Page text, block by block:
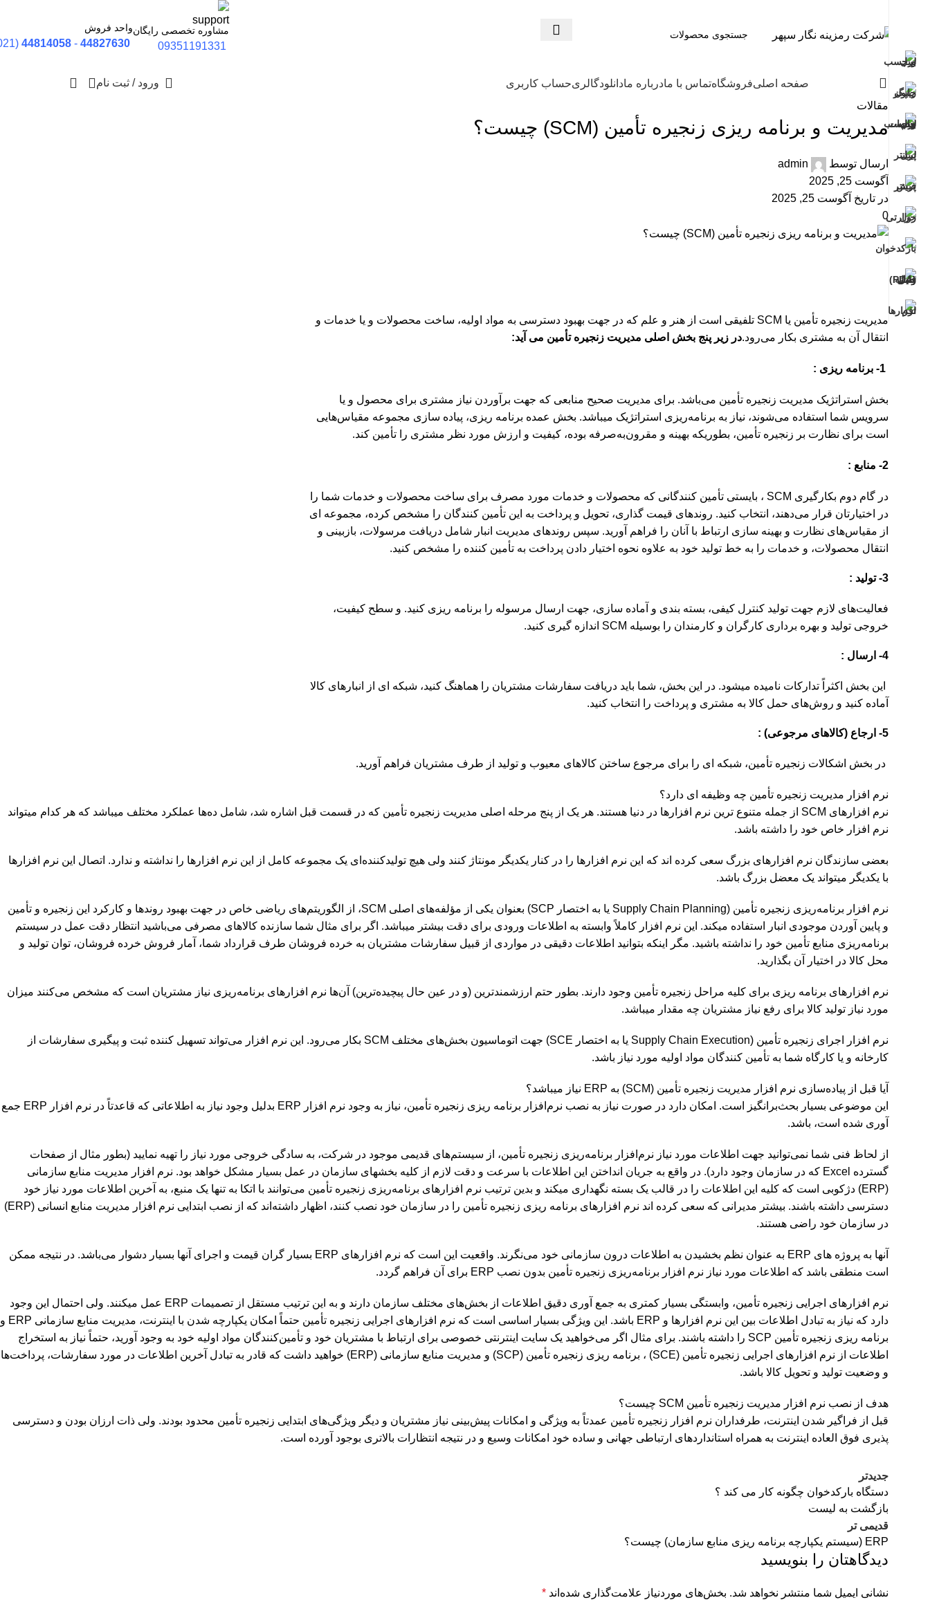
مشاوره تخصصی رایگانواحد فروش
44827630
-
44814058
(021)
صفحه اصلیفروشگاهتماس با مادرباره مادانلودگالریحساب کاربری ورود / ثبت نام
مقالات
مدیریت و برنامه ریزی زنجیره تأمین (SCM) چیست؟
ارسال توسط
admin
آگوست 25, 2025
در تاریخ آگوست 25, 2025
0
مدیریت زنجیره تأمین یا SCM تلفیقی است از هنر و علم که در جهت بهبود دسترسی به مواد اولیه، ساخت محصولات و یا خدمات و
انتقال آن به مشتری بکار می‌رود.در زیر پنج بخش اصلی مدیریت زنجیره تأمین می آید:
بخش استراتژیک مدیریت زنجیره تأمین می‌باشد. برای مدیریت صحیح منابعی که جهت برآوردن نیاز مشتری برای محصول و یا
سرویس شما استفاده می‌شوند، نیاز به برنامه‌ریزی استراتژیک میباشد. بخش عمده برنامه ریزی، پیاده سازی مجموعه مقیاس‌هایی
است برای نظارت بر زنجیره تأمین، بطوریکه بهینه و مقرون‌به‌صرفه بوده، کیفیت و ارزش مورد نظر مشتری را تأمین کند.
2- منابع :
در گام دوم بکارگیری SCM ، بایستی تأمین کنندگانی که محصولات و خدمات مورد مصرف برای ساخت محصولات و خدمات شما را
در اختیارتان قرار می‌دهند، انتخاب کنید. روندهای قیمت گذاری، تحویل و پرداخت به این تأمین کنندگان را مشخص کرده، مجموعه ای
از مقیاس‌‌های نظارت و بهینه سازی ارتباط با آنان را فراهم آورید. سپس روندهای مدیریت انبار شامل دریافت مرسولات، بازبینی و
انتقال محصولات، و خدمات را به خط تولید خود به علاوه نحوه اختیار دادن پرداخت به تأمین کننده را مشخص کنید.
3- تولید :
فعالیت‌های لازم جهت تولید کنترل کیفی، بسته بندی و آماده سازی، جهت ارسال مرسوله را برنامه ریزی کنید. و سطح کیفیت،
خروجی تولید و بهره برداری کارگران و کارمندان را بوسیله SCM اندازه گیری کنید.
4- ارسال :
این بخش اکثراً تدارکات نامیده میشود. در این بخش، شما باید دریافت سفارشات مشتریان را هماهنگ کنید، شبکه ای از انبارهای کالا
آماده کنید و روش‌های حمل کالا به مشتری و پرداخت را انتخاب کنید.
5- ارجاع (کالاهای مرجوعی) :
در بخش اشکالات زنجیره تأمین، شبکه ای را برای مرجوع ساختن کالاهای معیوب و تولید از طرف مشتریان فراهم آورید.
نرم افزار مدیریت زنجیره تأمین چه وظیفه ای دارد؟
نرم افزارهای SCM از جمله متنوع ترین نرم افزارها در دنیا هستند. هر یک از پنج مرحله اصلی مدیریت زنجیره تأمین که در قسمت قبل اشاره شد، شامل ده‌ها عملکرد مختلف میباشد که هر کدام میتواند
نرم افزار خاص خود را داشته باشد.
بعضی سازندگان نرم افزارهای بزرگ سعی کرده اند که این نرم افزارها را در کنار یکدیگر مونتاژ کنند ولی هیچ تولیدکننده‌ای یک مجموعه کامل از این نرم افزارها را نداشته و ندارد. اتصال این نرم افزارها
با یکدیگر میتواند یک معضل بزرگ باشد.
نرم افزار برنامه‌ریزی زنجیره تأمین (Supply Chain Planning
یا به اختصار SCP) بعنوان یکی از مؤلفه‌های اصلی SCM، از الگوریتم‌های ریاضی خاص در جهت بهبود روندها و کارکرد این زنجیره و تأمین
و پایین آوردن موجودی انبار استفاده میکند. این نرم افزار کاملاً وابسته به اطلاعات ورودی برای دقت بیشتر میباشد. اگر برای مثال شما سازنده کالاهای مصرفی می‌باشید انتظار دقت عمل در سیستم
برنامه‌ریزی منابع تأمین خود را نداشته باشید. مگر اینکه بتوانید اطلاعات دقیقی در مواردی از قبیل سفارشات مشتریان به خرده فروشان طرف قرارداد شما، آمار فروش خرده فروشان، توان تولید و
محل کالا در اختیار آن بگذارید.
نرم افزارهای برنامه ریزی برای کلیه مراحل زنجیره تأمین وجود دارند. بطور حتم ارزشمندترین (و در عین حال پیچیده‌ترین) آن‌ها نرم افزارهای برنامه‌ریزی نیاز مشتریان است که مشخص می‌کنند میزان
مورد نیاز تولید کالا برای رفع نیاز مشتریان چه مقدار میباشد.
نرم افزار اجرای زنجیره تأمین (Supply Chain Execution
یا به اختصار SCE) جهت اتوماسیون بخش‌های مختلف SCM بکار می‌رود. این نرم افزار می‌تواند تسهیل کننده ثبت و پیگیری سفارشات از
کارخانه و یا کارگاه شما به تأمین کنندگان مواد اولیه مورد نیاز باشد.
آیا قبل از پیاده‌سازی نرم افزار مدیریت زنجیره تأمین (SCM) به ERP نیاز میباشد؟
این موضوعی بسیار بحث‌برانگیز است. امکان دارد در صورت نیاز به نصب نرم‌افزار برنامه ریزی زنجیره تأمین، نیاز به وجود نرم افزار ERP بدلیل وجود نیاز به اطلاعاتی که قاعدتاً در نرم افزار ERP جمع
آوری شده است، باشد.
از لحاظ فنی شما نمی‌توانید جهت اطلاعات مورد نیاز نرم‌افزار برنامه‌ریزی زنجیره تأمین، از سیستم‌های قدیمی موجود در شرکت، به سادگی خروجی مورد نیاز را تهیه نمایید (بطور مثال از صفحات
گسترده Excel که در سازمان وجود دارد). در واقع به جریان انداختن این اطلاعات با سرعت و دقت لازم از کلیه بخشهای سازمان در عمل بسیار مشکل خواهد بود. نرم افزار مدیریت منابع سازمانی
(
ERP) دژکوبی است که کلیه این اطلاعات را در قالب یک بسته نگهداری میکند و بدین ترتیب نرم افزار‌های برنامه‌ریزی زنجیره تأمین می‌توانند با اتکا به تنها یک منبع، به آخرین اطلاعات مورد نیاز خود
دسترسی داشته باشند. بیشتر مدیرانی که سعی کرده اند نرم افزارهای برنامه ریزی زنجیره تأمین را در سازمان خود نصب کنند، اظهار داشته‌اند که از نصب ابتدایی نرم افزار مدیریت منابع انسانی (ERP
)
در سازمان خود راضی هستند.
آنها به پروژه های ERP به عنوان نظم بخشیدن به اطلاعات درون سازمانی خود می‌نگرند. واقعیت این است که نرم افزارهای ERP بسیار گران قیمت و اجرای آنها بسیار دشوار می‌باشد. در نتیجه ممکن
است منطقی باشد که اطلاعات مورد نیاز نرم افزار برنامه‌ریزی زنجیره تأمین بدون نصب ERP برای آن فراهم گردد.
نرم افزارهای اجرایی زنجیره تأمین، وابستگی بسیار کمتری به جمع آوری دقیق اطلاعات از بخش‌های مختلف سازمان دارند و به این ترتیب مستقل از تصمیمات ERP عمل میکنند. ولی احتمال این وجود
دارد که نیاز به تبادل اطلاعات بین این نرم افزارها و ERP باشد. این ویژگی بسیار اساسی است که نرم افزارهای اجرایی زنجیره تأمین حتماً امکان یکپارچه شدن با اینترنت، مدیریت منابع سازمانی ERP و
برنامه ریزی زنجیره تأمین SCP را داشته باشند. برای مثال اگر می‌خواهید یک سایت اینترنتی خصوصی برای ارتباط با مشتریان خود و تأمین‌کنندگان مواد اولیه خود به وجود آورید، حتماً نیاز به استخراج
اطلاعات از نرم افزارهای اجرایی زنجیره تأمین (SCE) ، برنامه ریزی زنجیره تأمین (SCP) و مدیریت منابع سازمانی (ERP) خواهید داشت که قادر به تبادل آخرین اطلاعات در مورد سفارشات، پرداخت‌ها
و وضعیت تولید و تحویل کالا باشد.
هدف از نصب نرم افزار مدیریت زنجیره تأمین SCM چیست؟
قبل از فراگیر شدن اینترنت، طرفداران نرم افزار زنجیره تأمین عمدتاً به ویژگی و امکانات پیش‌بینی نیاز مشتریان و دیگر ویژگی‌های ابتدایی زنجیره تأمین محدود بودند. ولی ذات ارزان بودن و دسترسی
پذیری فوق العاده اینترنت به همراه استانداردهای ارتباطی جهانی و ساده خود امکانات وسیع و در نتیجه انتظارات بالاتری بوجود آورده است.
جدیدتر
دستگاه بارکدخوان چگونه کار می کند ؟
بازگشت به لیست
قدیمی تر
ERP (سیستم یکپارچه برنامه ریزی منابع سازمان) چیست؟
دیدگاهتان را بنویسید
نشانی ایمیل شما منتشر نخواهد شد. بخش‌های موردنیاز علامت‌گذاری شده‌اند *